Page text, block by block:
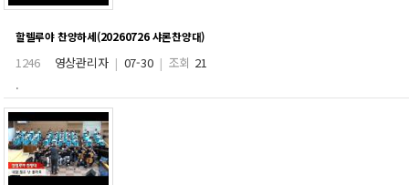
할렐루야 찬양하세(20260726 샤론찬양대)
1246 영상관리자 | 07-30 | 조회 21
.